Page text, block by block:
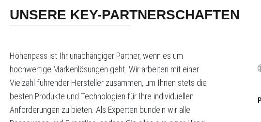
UNSERE KEY-PARTNERSCHAFTEN
Höhenpass ist Ihr unabhängiger Partner, wenn es um
hochwertige Markenlösungen geht. Wir arbeiten mit einer
Vielzahl führender Hersteller zusammen, um Ihnen stets die
besten Produkte und Technologien für Ihre individuellen
Anforderungen zu bieten. Als Experten bündeln wir alle